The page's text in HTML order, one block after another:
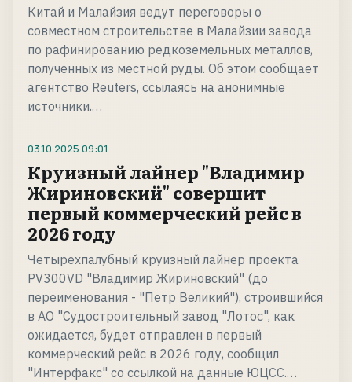
Китай и Малайзия ведут переговоры о
совместном строительстве в Малайзии завода
по рафинированию редкоземельных металлов,
полученных из местной руды. Об этом сообщает
агентство Reuters, ссылаясь на анонимные
источники.…
03.10.2025 09:01
Круизный лайнер "Владимир
Жириновский" совершит
первый коммерческий рейс в
2026 году
Четырехпалубный круизный лайнер проекта
PV300VD "Владимир Жириновский" (до
переименования - "Петр Великий"), строившийся
в АО "Судостроительный завод "Лотос", как
ожидается, будет отправлен в первый
коммерческий рейс в 2026 году, сообщил
"Интерфакс" со ссылкой на данные ЮЦСС.…